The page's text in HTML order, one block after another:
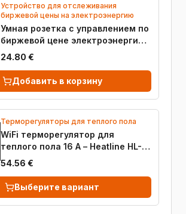
Устройство для отслеживания
биржевой цены на электроэнергию
Умная розетка с управлением по
биржевой цене электроэнергии
10 А – Powerant
24.80 €
Добавить в корзину
Терморегуляторы для теплого пола
WiFi терморегулятор для
теплого пола 16 А – Heatline HL-
44
54.56 €
Выберите вариант